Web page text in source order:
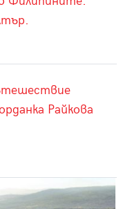
Райкова